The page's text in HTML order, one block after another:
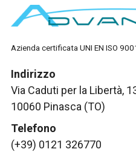
Azienda certificata UNI EN ISO
Indirizzo
Via Caduti per la Libertà,
10060 Pinasca (TO)
Telefono
(+39) 0121 326770